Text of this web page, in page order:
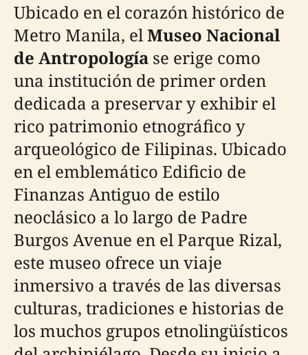
Ubicado en el corazón histórico de
Metro Manila, elMuseo Nacional
de Antropología se erige como
una institución de primer orden
dedicada a preservar y exhibir el
rico patrimonio etnográfico y
arqueológico de Filipinas. Ubicado
en el emblemático Edificio de
Finanzas Antiguo de estilo
neoclásico a lo largo de Padre
Burgos Avenue en el Parque Rizal,
este museo ofrece un viaje
inmersivo a través de las diversas
culturas, tradiciones e historias de
los muchos grupos etnolingüísticos